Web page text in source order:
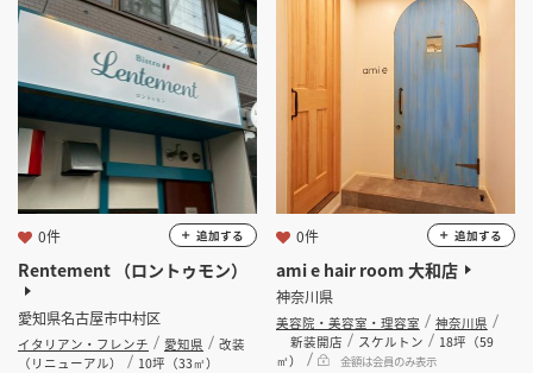
店舗開業・改装をご検討中の方へ
業種 選択する
設計・施工範囲 選択する
設計施工会社 選択する
金額
会員ログインすると検索できます。
Rentement （ロントゥモン）
愛知県名古屋市中村区
イタリアン・フレンチ 愛知県
改装
（リニューアル）
10坪（33㎡）
0件 追加する
ami e hair room 大和店
神奈川県
美容院・美容室・理容室
神奈川県
新装開店
スケルトン
18坪（59
㎡）
金額は会員のみ表示
0件 追加する